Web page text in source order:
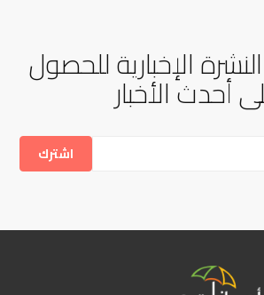
الإخبارية للحصول
أحدث الأخبار